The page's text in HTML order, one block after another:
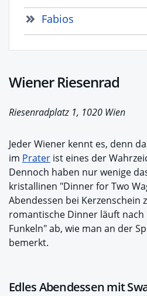
Fabios
Wiener Riesenrad
Riesenradplatz 1, 1020 Wien
Jeder Wiener kennt es, denn
im Prater ist eines der
Dennoch haben nur wenige
kristallinen "Dinner for Two
Abendessen bei Kerzenschein
romantische Dinner läuft
Funkeln" ab, wie man an der
bemerkt.
Edles Abendessen mit